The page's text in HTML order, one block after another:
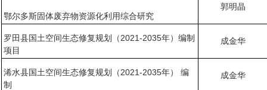
鄂尔多斯固体废弃物资源化利用综合研究
郭明晶
罗田县国土空间生态修复规划（2021-2035年）编制
项目
成金华
浠水县国土空间生态修复规划（2021-2035年） 编
制
成金华